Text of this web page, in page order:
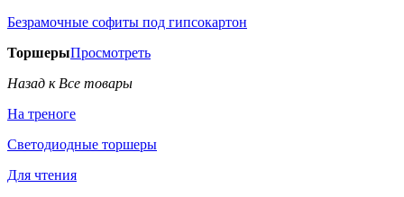
Безрамочные софиты под гипсокартон
ТоршерыПросмотреть
Назад к Все товары
На треноге
Светодиодные торшеры
Для чтения